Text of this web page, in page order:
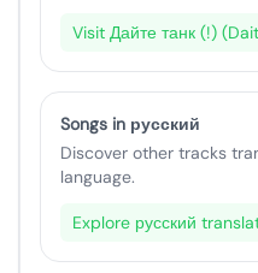
Visit Дайте танк (!)
Songs in русский
Discover other tracks
language.
Explore русский